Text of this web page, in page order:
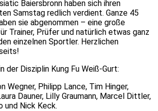
Baiersbronn haben sich ihren
Samstag redlich verdient. Ganze 45
sie abgenommen – eine große
Trainer, Prüfer und natürlich etwas ganz
einzelnen Sportler. Herzlichen
der Disziplin Kung Fu Weiß-Gurt:
Wegner, Philipp Lance, Tim Hinger,
Dauner, Lilly Graumann, Marcel Dittler,
und Nick Keck.